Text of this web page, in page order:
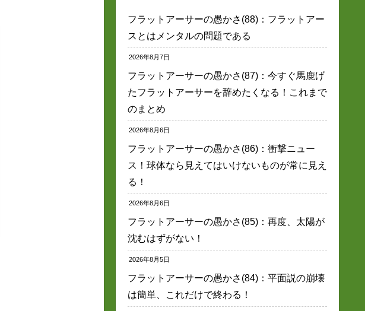
フラットアーサーの愚かさ(88)：フラットアー
スとはメンタルの問題である
2026年8月7日
フラットアーサーの愚かさ(87)：今すぐ馬鹿げ
たフラットアーサーを辞めたくなる！これまで
のまとめ
2026年8月6日
フラットアーサーの愚かさ(86)：衝撃ニュー
ス！球体なら見えてはいけないものが常に見え
る！
2026年8月6日
フラットアーサーの愚かさ(85)：再度、太陽が
沈むはずがない！
2026年8月5日
フラットアーサーの愚かさ(84)：平面説の崩壊
は簡単、これだけで終わる！